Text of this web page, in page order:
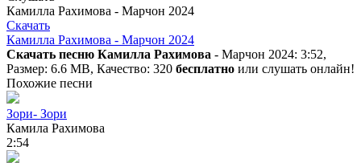
Камилла Рахимова - Марчон 2024
Скачать
Камилла Рахимова - Марчон 2024
Скачать песню Камилла Рахимова - Марчон 2024: 3:52,
Размер: 6.6 MB, Качество: 320 бесплатно или слушать онлайн!
Похожие песни
Зори- Зори
Камила Рахимова
2:54